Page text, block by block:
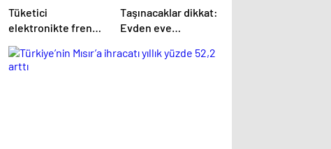
Tüketici
elektronikte frene
Taşınacaklar dikkat:
Evden eve
şirket” uyarısı